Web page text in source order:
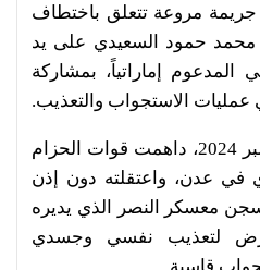
مروعة تتعلق باختطاف
محمد حمود السعيدي على يد
المدعوم إماراتياً، بمشاركة
عمليات الاستجواب والتعذيب.
وفي الثالث عشر من سبتمبر 2024، داهمت قوات الحزام
في عدن، واعتقلته دون إذن
معسكر النصر الذي يديره
لتعذيب نفسي وجسدي